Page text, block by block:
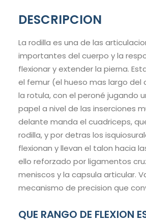
DESCRIPCION
La rodilla es una de las
importantes del cuerpo y la
flexionar y extender la pierna.
el femur (el hueso mas largo del
la rotula, con el peroné jugando
papel a nivel de las inserciones
delante manda el cuadriceps,
rodilla, y por detras los
flexionan y llevan el talon hacia
ello reforzado por ligamentos
meniscos y la capsula articular.
mecanismo de precision que
QUE RANGO DE FLEXION